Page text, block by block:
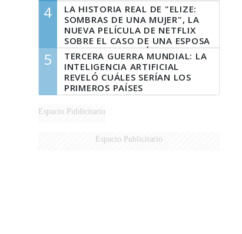
4
LA HISTORIA REAL DE "ELIZE:
SOMBRAS DE UNA MUJER", LA
NUEVA PELÍCULA DE NETFLIX
SOBRE EL CASO DE UNA ESPOSA
QUE DESCUARTIZÓ A SU
MARIDO
5
TERCERA GUERRA MUNDIAL: LA
INTELIGENCIA ARTIFICIAL
REVELÓ CUÁLES SERÍAN LOS
PRIMEROS PAÍSES
LATINOAMERICANOS EN SER
DERROTADOS
Espacio Publicitario
Espacio Publicitario